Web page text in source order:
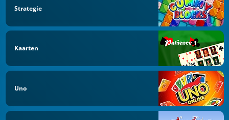
Strategie
Kaarten
Uno